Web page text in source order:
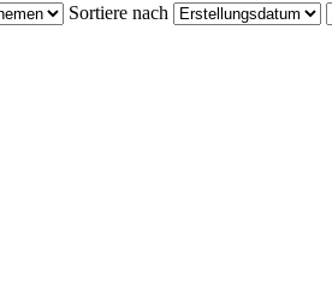
Sortiere nach